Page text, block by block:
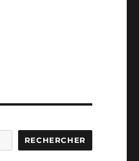
RECHERCHER